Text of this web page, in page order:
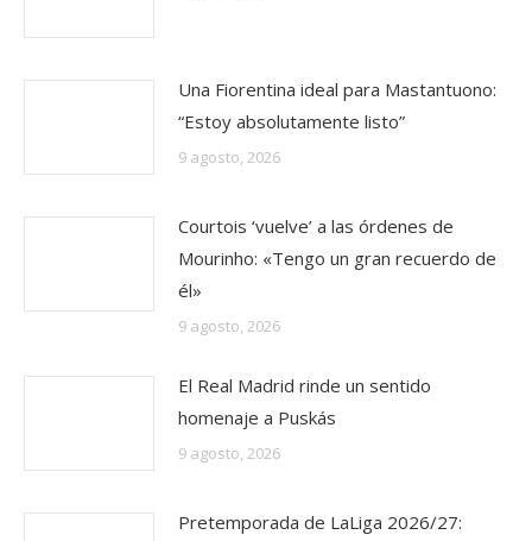
Una Fiorentina ideal para Mastantuono:
“Estoy absolutamente listo”
9 agosto, 2026
Courtois ‘vuelve’ a las órdenes de
Mourinho: «Tengo un gran recuerdo de
él»
9 agosto, 2026
El Real Madrid rinde un sentido
homenaje a Puskás
9 agosto, 2026
Pretemporada de LaLiga 2026/27: